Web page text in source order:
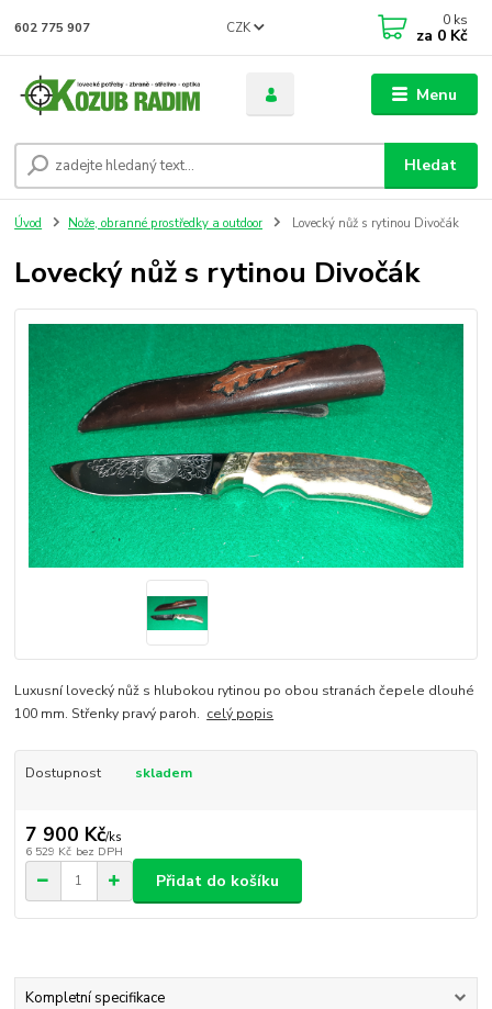
Menu
CZK
Hledat
602 775 907 0 ks
za 0 Kč
Úvod Nože, obranné prostředky a outdoor Lovecký nůž s rytinou Divočák
Lovecký nůž s rytinou Divočák
Luxusní lovecký nůž s hlubokou rytinou po obou stranách čepele dlouhé
100 mm. Střenky pravý paroh. celý popis
Dostupnost skladem
7 900 Kč/ks
6 529 Kč bez DPH
Přidat do košíku
Kompletní specifikace